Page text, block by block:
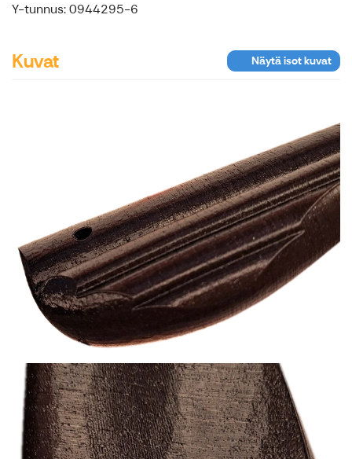
Y-tunnus: 0944295-6
Kuvat Näytä isot kuvat